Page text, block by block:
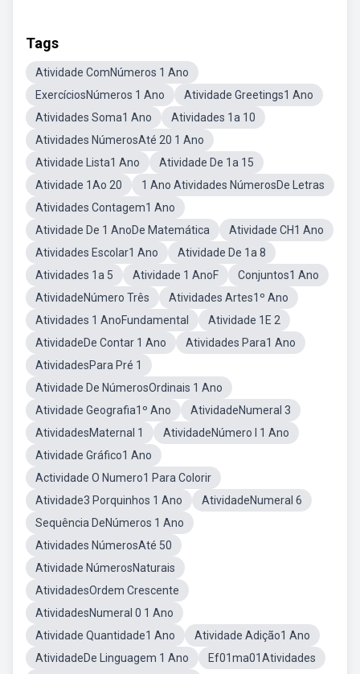
Tags
Atividade ComNúmeros 1 Ano
ExercíciosNúmeros 1 Ano
Atividade Greetings1 Ano
Atividades Soma1 Ano
Atividades 1a 10
Atividades NúmerosAté 20 1 Ano
Atividade Lista1 Ano
Atividade De 1a 15
Atividade 1Ao 20
1 Ano Atividades NúmerosDe Letras
Atividades Contagem1 Ano
Atividade De 1 AnoDe Matemática
Atividade CH1 Ano
Atividades Escolar1 Ano
Atividade De 1a 8
Atividades 1a 5
Atividade 1 AnoF
Conjuntos1 Ano
AtividadeNúmero Três
Atividades Artes1º Ano
Atividades 1 AnoFundamental
Atividade 1E 2
AtividadeDe Contar 1 Ano
Atividades Para1 Ano
AtividadesPara Pré 1
Atividade De NúmerosOrdinais 1 Ano
Atividade Geografia1º Ano
AtividadeNumeral 3
AtividadesMaternal 1
AtividadeNúmero I 1 Ano
Atividade Gráfico1 Ano
Actividade O Numero1 Para Colorir
Atividade3 Porquinhos 1 Ano
AtividadeNumeral 6
Sequência DeNúmeros 1 Ano
Atividades NúmerosAté 50
Atividade NúmerosNaturais
AtividadesOrdem Crescente
AtividadesNumeral 0 1 Ano
Atividade Quantidade1 Ano
Atividade Adição1 Ano
AtividadeDe Linguagem 1 Ano
Ef01ma01Atividades